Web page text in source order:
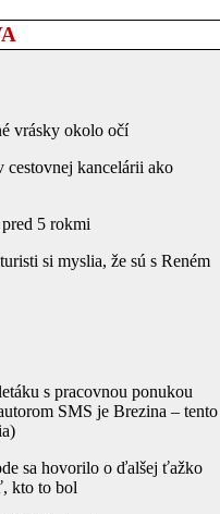
vrásky okolo očí
cestovnej kancelárii ako
5 rokmi
si myslia, že sú s Reném
s pracovnou ponukou
SMS je Brezina – tento
sa hovorilo o ďalšej ťažko
kto to bol